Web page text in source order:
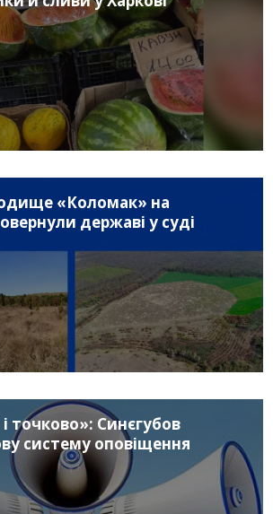
«Коломак» на
державі у суді
точково»: Синєгубов
систему оповіщення